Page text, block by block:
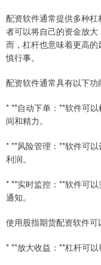
配资软件通常提供多种
者可以将自己的资金放
而，杠杆也意味着更高
慎行事。
配资软件通常具有以下功
* **自动下单：**软件可
间和精力。
* **风险管理：**软件可
利润。
* **实时监控：**软件可
通知。
使用股指期货配资软件可
* **放大收益：**杠杆可以